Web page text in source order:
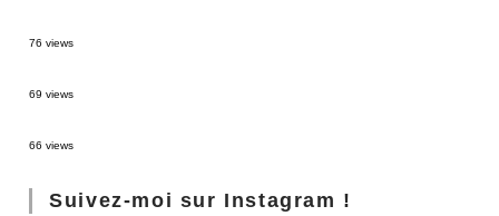
76 views
69 views
66 views
Suivez-moi sur Instagram !